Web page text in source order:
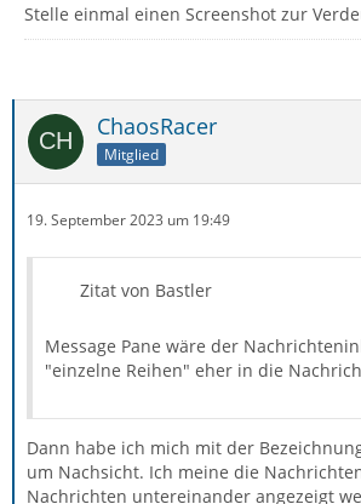
Stelle einmal einen Screenshot zur
ChaosRacer
Mitglied
19. September 2023 um 19:49
Zitat von Bastler
Message Pane wäre der
"einzelne Reihen" eher in die
Dann habe ich mich mit der
um Nachsicht. Ich meine die
Nachrichten untereinander angezeigt